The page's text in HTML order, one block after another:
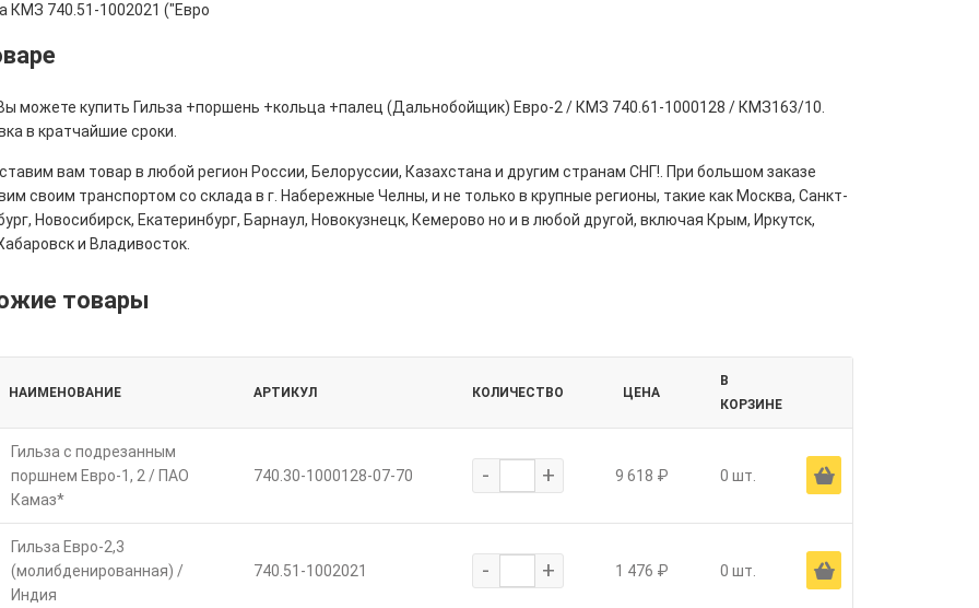
КМЗ 740.51-1002021 ("Евро
можете купить Гильза +поршень +кольца +палец (Дальнобойщик) Евро-2 / КМЗ 740.61-1000128 / КМЗ163/10.
в кратчайшие сроки.
вам товар в любой регион России, Белоруссии, Казахстана и другим странам СНГ!. При большом заказе
своим транспортом со склада в г. Набережные Челны, и не только в крупные регионы, такие как Москва, Санкт-
Новосибирск, Екатеринбург, Барнаул, Новокузнецк, Кемерово но и в любой другой, включая Крым, Иркутск,
и Владивосток.
товары
НАИМЕНОВАНИЕ АРТИКУЛ КОЛИЧЕСТВО ЦЕНА
В
КОРЗИНЕ
Гильза с подрезанным
поршнем Евро-1, 2 / ПАО
Камаз*
740.30-1000128-07-70 - + 9 618 ₽ 0 шт. Ä
Гильза Евро-2,3
(молибденированная) /
Индия
740.51-1002021 - + 1 476 ₽ 0 шт. Ä